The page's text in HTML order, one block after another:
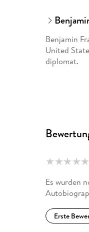
Benjamin
United
diplomat.
Es wurden
Erste